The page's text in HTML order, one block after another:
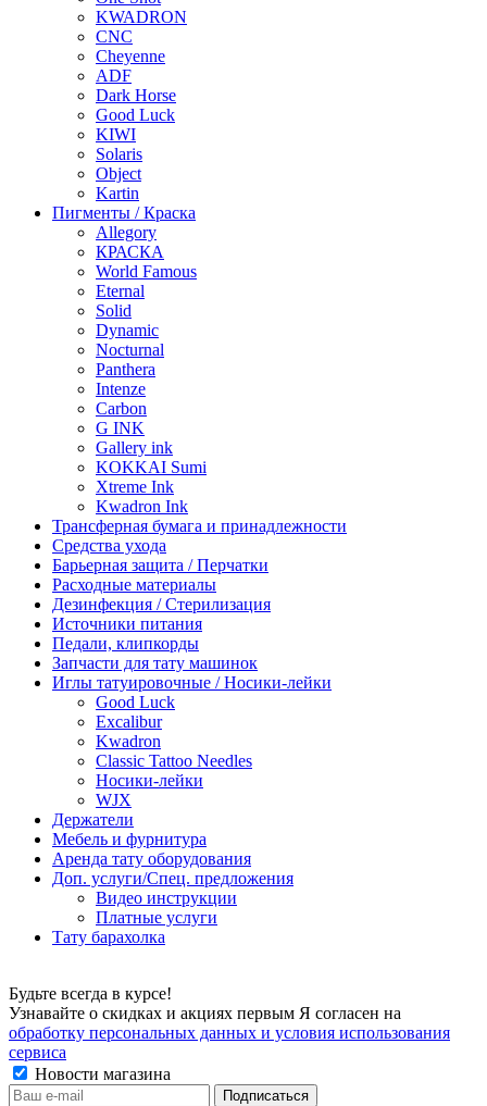
KWADRON
CNC
Cheyenne
ADF
Dark Horse
Good Luck
KIWI
Solaris
Object
Kartin
Пигменты / Краска
Allegory
КРАСКА
World Famous
Eternal
Solid
Dynamic
Nocturnal
Panthera
Intenze
Carbon
G INK
Gallery ink
KOKKAI Sumi
Xtreme Ink
Kwadron Ink
Трансферная бумага и принадлежности
Средства ухода
Барьерная защита / Перчатки
Расходные материалы
Дезинфекция / Стерилизация
Источники питания
Педали, клипкорды
Запчасти для тату машинок
Иглы татуировочные / Носики-лейки
Good Luck
Excalibur
Kwadron
Classic Tattoo Needles
Носики-лейки
WJX
Держатели
Мебель и фурнитура
Аренда тату оборудования
Доп. услуги/Спец. предложения
Видео инструкции
Платные услуги
Тату барахолка
Будьте всегда в курсе!
Узнавайте о скидках и акциях первым Я согласен на
обработку персональных данных и условия использования
сервиса
Новости магазина